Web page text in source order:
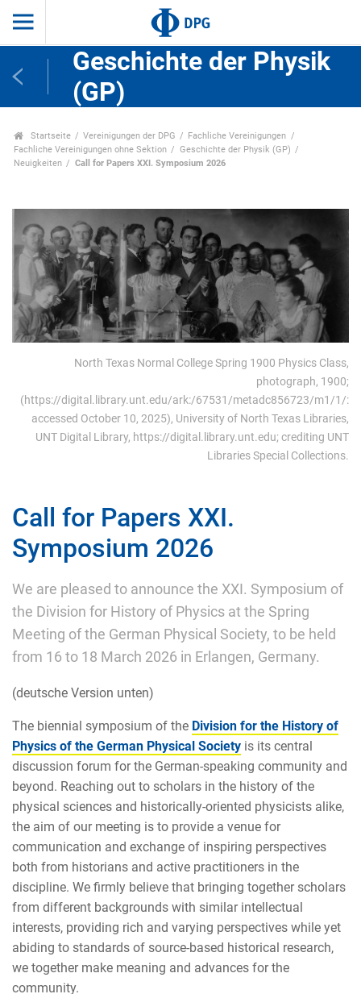
Geschichte der Physik
(GP)
Startseite Vereinigungen der DPG
Fachliche Vereinigungen
Fachliche Vereinigungen ohne Sektion
Geschichte der Physik (GP)
Neuigkeiten
Call for Papers XXI. Symposium 2026
North Texas Normal College Spring 1900 Physics Class,
photograph, 1900;
(https://digital.library.unt.edu/ark:/67531/metadc856723/m1/1/:
accessed October 10, 2025), University of North Texas Libraries,
UNT Digital Library, https://digital.library.unt.edu; crediting UNT
Libraries Special Collections.
Call for Papers XXI.
Symposium 2026
We are pleased to announce the XXI. Symposium of
the Division for History of Physics at the Spring
Meeting of the German Physical Society, to be held
from 16 to 18 March 2026 in Erlangen, Germany.
(deutsche Version unten)
The biennial symposium of the Division for the History of
Physics of the German Physical Society is its central
discussion forum for the German-speaking community and
beyond. Reaching out to scholars in the history of the
physical sciences and historically-oriented physicists alike,
the aim of our meeting is to provide a venue for
communication and exchange of inspiring perspectives
both from historians and active practitioners in the
discipline. We firmly believe that bringing together scholars
from different backgrounds with similar intellectual
interests, providing rich and varying perspectives while yet
abiding to standards of source-based historical research,
we together make meaning and advances for the
community.